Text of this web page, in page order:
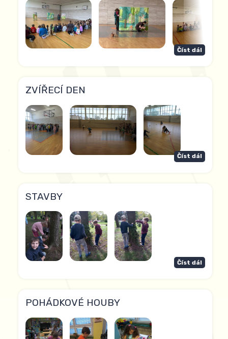
Číst dál
ZVÍŘECÍ DEN
Číst dál
STAVBY
Číst dál
POHÁDKOVÉ HOUBY